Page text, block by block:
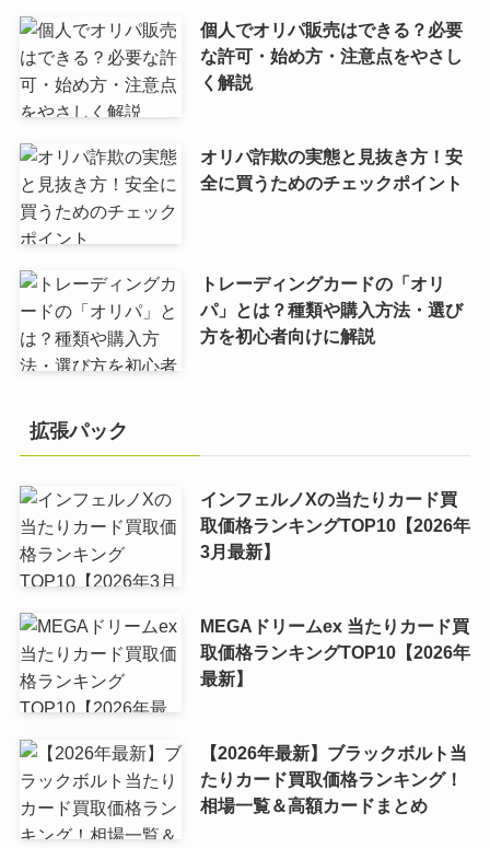
個人でオリパ販売はできる？必要
な許可・始め方・注意点をやさし
く解説
オリパ詐欺の実態と見抜き方！安
全に買うためのチェックポイント
トレーディングカードの「オリ
パ」とは？種類や購入方法・選び
方を初心者向けに解説
拡張パック
インフェルノXの当たりカード買
取価格ランキングTOP10【2026年
3月最新】
MEGAドリームex 当たりカード買
取価格ランキングTOP10【2026年
最新】
【2026年最新】ブラックボルト当
たりカード買取価格ランキング！
相場一覧＆高額カードまとめ